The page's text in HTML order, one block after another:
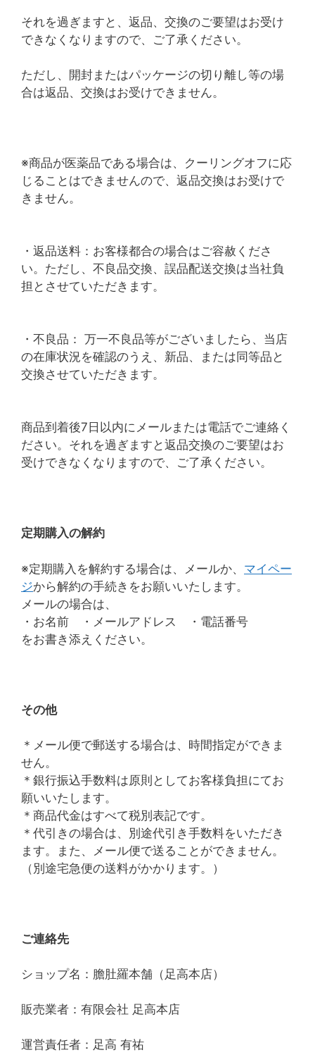
それを過ぎますと、返品、交換のご要望はお受け
できなくなりますので、ご了承ください。
ただし、開封またはパッケージの切り離し等の場
合は返品、交換はお受けできません。
※商品が医薬品である場合は、クーリングオフに応
じることはできませんので、返品交換はお受けで
きません。
・返品送料：お客様都合の場合はご容赦くださ
い。ただし、不良品交換、誤品配送交換は当社負
担とさせていただきます。
・不良品： 万一不良品等がございましたら、当店
の在庫状況を確認のうえ、新品、または同等品と
交換させていただきます。
商品到着後7日以内にメールまたは電話でご連絡く
ださい。それを過ぎますと返品交換のご要望はお
受けできなくなりますので、ご了承ください。
定期購入の解約
※定期購入を解約する場合は、メールか、 マイペー
ジから解約の手続きをお願いいたします。
メールの場合は、
・お名前 ・メールアドレス ・電話番号
をお書き添えください。
その他
＊メール便で郵送する場合は、時間指定ができま
せん。
＊銀行振込手数料は原則としてお客様負担にてお
願いいたします。
＊商品代金はすべて税別表記です。
＊代引きの場合は、別途代引き手数料をいただき
ます。また、メール便で送ることができません。
（別途宅急便の送料がかかります。）
ご連絡先
ショップ名：膽肚羅本舗（足高本店）
販売業者：有限会社 足高本店
運営責任者：足高 有祐